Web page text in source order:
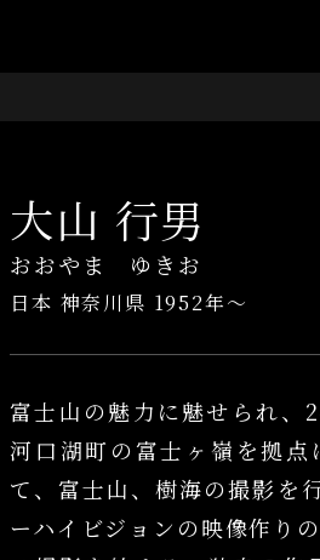
大山 行男
おおやま ゆきお
日本 神奈川県 1952年～
富士山の魅力に魅せられ、
河口湖町の富士ヶ嶺を拠
て、富士山、樹海の撮影を
ーハイビジョンの映像作り